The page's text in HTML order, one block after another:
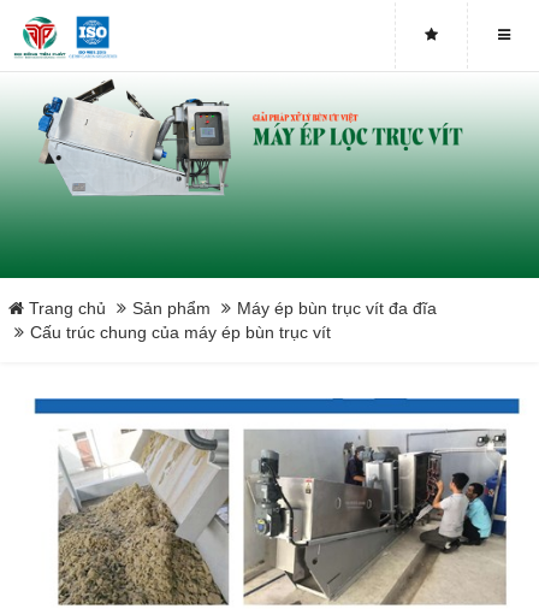
Máy ép bùn trục vít DDTP-MSP-251
Máy ép bùn trục vít DDTP-MSP-252
Máy ép bùn trục vít DDTP-MSP-253
Máy ép bùn trục vít DDTP-MSP-302
Máy ép bùn trục vít DDTP-MSP-303
Máy ép bùn trục vít DDTP-MSP-401
Máy ép bùn trục vít DDTP-MSP-402
Máy ép bùn trục vít DDTP-MSP-403
Máy ép bùn trục vít DDTP-MSP-404
Trang chủ Sản phẩm
Máy ép bùn trục vít đa đĩa
Cấu trúc chung của máy ép bùn trục vít